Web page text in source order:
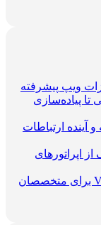
تا پیاده‌سازی
آینده ارتباطات
اپراتورهای
راهنمای فنی راه اندازی کال سنتر VoIP برای متخصصان